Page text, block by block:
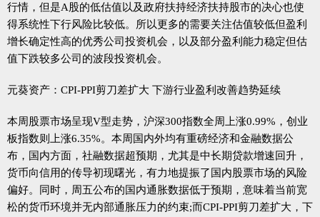
行情，但是A股的低估值以及政府扶持经济扶持股市的决心也使
得系统性下行风险比较低。所以更多的需要关注估值较低但盈利
增长确定性高的优秀公司投资机会，以及部分盈利能力稳定但估
值下跌较多公司的波段投资机会。
元葵资产：CPI-PPI剪刀差扩大 下游行业盈利改善趋势延续
本周股票市场呈现V型走势，沪深300指数全周上涨0.99%，创业
板指数则上涨6.35%。本周国内外均有重磅经济和金融数据公
布，国内方面，社融数据超预期，尤其是中长期贷款增速回升，
货币向信用的传导初现曙光，有力地提振了国内股票市场的风险
偏好。同时，周五公布的国内通胀数据低于预期，意味着当前宽
松的货币环境并无内部通胀压力的约束;而CPI-PPI剪刀差扩大，下